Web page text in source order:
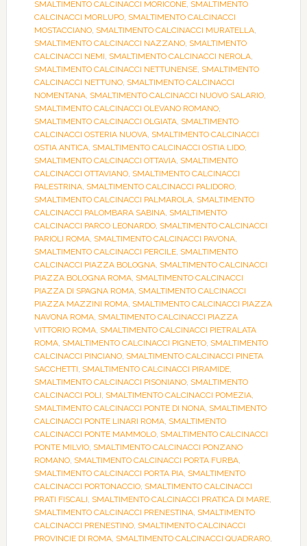
SMALTIMENTO CALCINACCI MORICONE, SMALTIMENTO
CALCINACCI MORLUPO, SMALTIMENTO CALCINACCI
MOSTACCIANO, SMALTIMENTO CALCINACCI MURATELLA,
SMALTIMENTO CALCINACCI NAZZANO, SMALTIMENTO
CALCINACCI NEMI, SMALTIMENTO CALCINACCI NEROLA,
SMALTIMENTO CALCINACCI NETTUNENSE, SMALTIMENTO
CALCINACCI NETTUNO, SMALTIMENTO CALCINACCI
NOMENTANA, SMALTIMENTO CALCINACCI NUOVO SALARIO,
SMALTIMENTO CALCINACCI OLEVANO ROMANO,
SMALTIMENTO CALCINACCI OLGIATA, SMALTIMENTO
CALCINACCI OSTERIA NUOVA, SMALTIMENTO CALCINACCI
OSTIA ANTICA, SMALTIMENTO CALCINACCI OSTIA LIDO,
SMALTIMENTO CALCINACCI OTTAVIA, SMALTIMENTO
CALCINACCI OTTAVIANO, SMALTIMENTO CALCINACCI
PALESTRINA, SMALTIMENTO CALCINACCI PALIDORO,
SMALTIMENTO CALCINACCI PALMAROLA, SMALTIMENTO
CALCINACCI PALOMBARA SABINA, SMALTIMENTO
CALCINACCI PARCO LEONARDO, SMALTIMENTO CALCINACCI
PARIOLI ROMA, SMALTIMENTO CALCINACCI PAVONA,
SMALTIMENTO CALCINACCI PERCILE, SMALTIMENTO
CALCINACCI PIAZZA BOLOGNA, SMALTIMENTO CALCINACCI
PIAZZA BOLOGNA ROMA, SMALTIMENTO CALCINACCI
PIAZZA DI SPAGNA ROMA, SMALTIMENTO CALCINACCI
PIAZZA MAZZINI ROMA, SMALTIMENTO CALCINACCI PIAZZA
NAVONA ROMA, SMALTIMENTO CALCINACCI PIAZZA
VITTORIO ROMA, SMALTIMENTO CALCINACCI PIETRALATA
ROMA, SMALTIMENTO CALCINACCI PIGNETO, SMALTIMENTO
CALCINACCI PINCIANO, SMALTIMENTO CALCINACCI PINETA
SACCHETTI, SMALTIMENTO CALCINACCI PIRAMIDE,
SMALTIMENTO CALCINACCI PISONIANO, SMALTIMENTO
CALCINACCI POLI, SMALTIMENTO CALCINACCI POMEZIA,
SMALTIMENTO CALCINACCI PONTE DI NONA, SMALTIMENTO
CALCINACCI PONTE LINARI ROMA, SMALTIMENTO
CALCINACCI PONTE MAMMOLO, SMALTIMENTO CALCINACCI
PONTE MILVIO, SMALTIMENTO CALCINACCI PONZANO
ROMANO, SMALTIMENTO CALCINACCI PORTA FURBA,
SMALTIMENTO CALCINACCI PORTA PIA, SMALTIMENTO
CALCINACCI PORTONACCIO, SMALTIMENTO CALCINACCI
PRATI FISCALI, SMALTIMENTO CALCINACCI PRATICA DI MARE,
SMALTIMENTO CALCINACCI PRENESTINA, SMALTIMENTO
CALCINACCI PRENESTINO, SMALTIMENTO CALCINACCI
PROVINCIE DI ROMA, SMALTIMENTO CALCINACCI QUADRARO,